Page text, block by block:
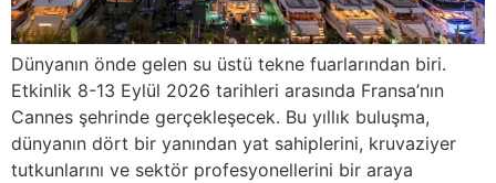
Dünyanın önde gelen su üstü tekne fuarlarından biri.
Etkinlik 8-13 Eylül 2026 tarihleri arasında Fransa’nın
Cannes şehrinde gerçekleşecek. Bu yıllık buluşma,
dünyanın dört bir yanından yat sahiplerini, kruvaziyer
tutkunlarını ve sektör profesyonellerini bir araya